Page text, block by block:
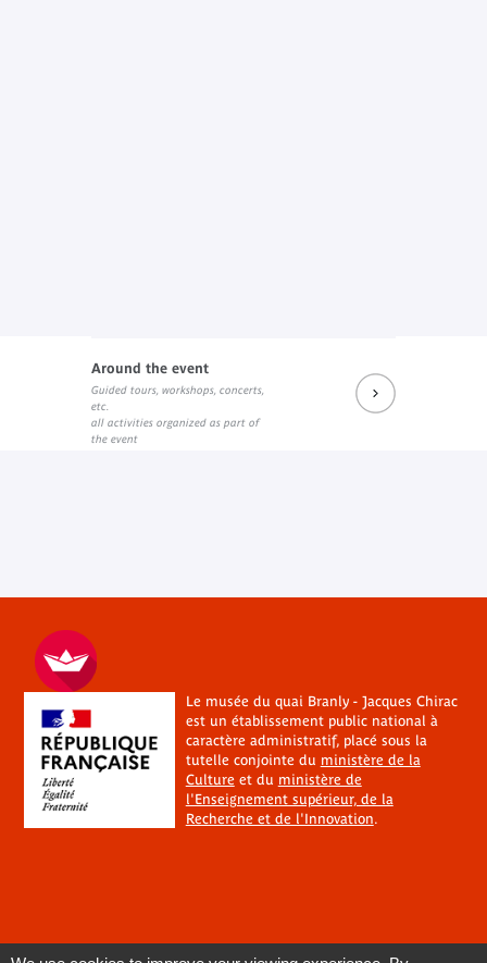
Around the event
Guided tours, workshops, concerts,
etc.
all activities organized as part of
the event
Le musée du quai Branly - Jacques Chirac
est un établissement public national à
caractère administratif, placé sous la
tutelle conjointe du ministère de la
Cultureet du ministère de
l'Enseignement supérieur, de la
Recherche et de l'Innovation.